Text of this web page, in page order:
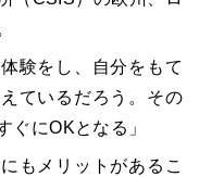
験をし、自分をもて
ているだろう。その
ぐにOKとなる」
もメリットがあるこ